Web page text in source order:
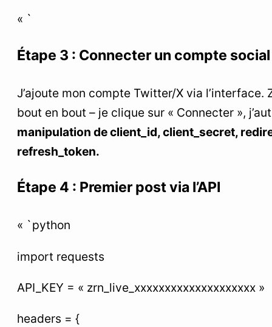
« `
Étape 3 : Connecter un compte social
J’ajoute mon compte Twitter/X via l’interface.
bout en bout – je clique sur « Connecter »,
manipulation de client_id, client_secret,
refresh_token.
Étape 4 : Premier post via l’API
« `python
import requests
API_KEY = « zrn_live_xxxxxxxxxxxxxxxxxxxx »
headers = {